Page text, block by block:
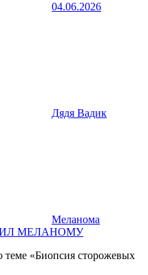
04.06.2026
Дядя Вадик
Меланома
МЕЛАНОМУ
теме «Биопсия сторожевых